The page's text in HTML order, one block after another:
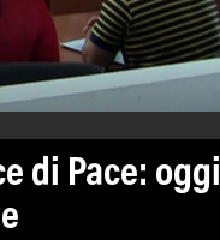
di Pace: oggi